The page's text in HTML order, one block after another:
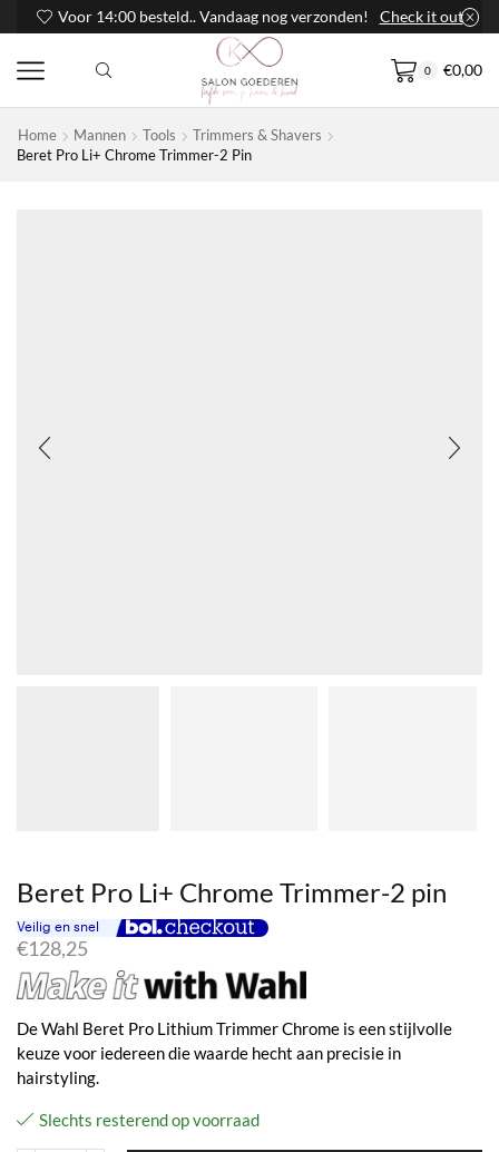
Voor 14:00 besteld.. Vandaag nog verzonden! Check it out
0 €0,00
Home Mannen Tools
Trimmers & Shavers
Beret Pro Li+ Chrome Trimmer-2 Pin
Beret Pro Li+ Chrome Trimmer-2 pin
€128,25
De Wahl Beret Pro Lithium Trimmer Chrome is een stijlvolle
keuze voor iedereen die waarde hecht aan precisie in
hairstyling.
Slechts resterend op voorraad